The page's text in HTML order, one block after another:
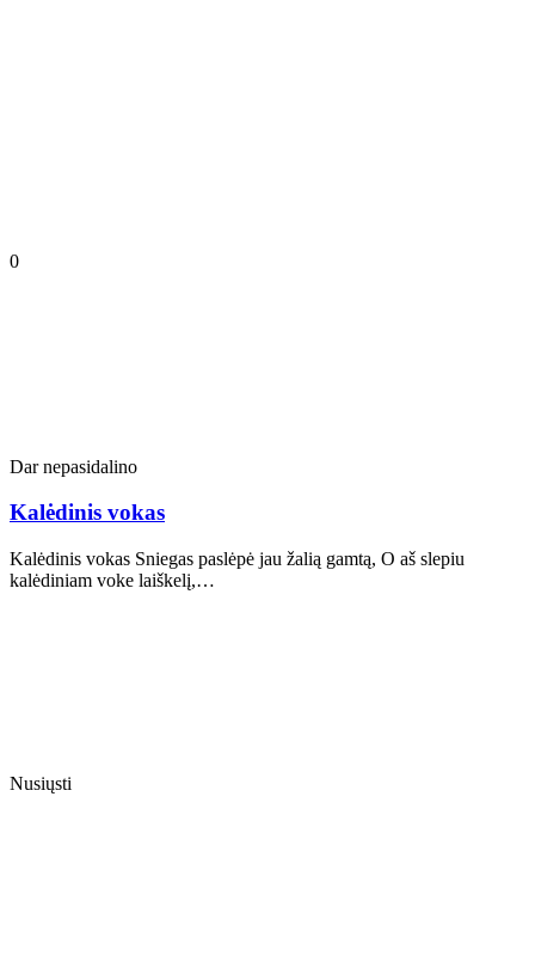
0
Dar nepasidalino
Kalėdinis vokas
Kalėdinis vokas Sniegas paslėpė jau žalią gamtą, O aš slepiu
kalėdiniam voke laiškelį,…
Nusiųsti